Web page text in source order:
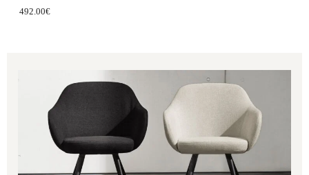
492.00€
range:
770.00€